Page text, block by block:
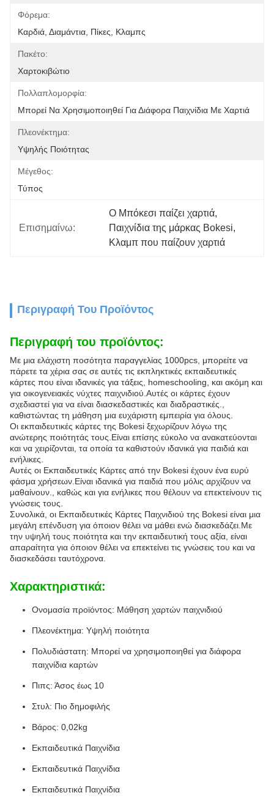
Φόρεμα:
Καρδιά, Διαμάντια, Πίκες, Κλαμπς
Πακέτο:
Χαρτοκιβώτιο
Πολλαπλομορφία:
Μπορεί Να Χρησιμοποιηθεί Για Διάφορα Παιχνίδια Με Χαρτιά
Πλεονέκτημα:
Υψηλής Ποιότητας
Μέγεθος:
Τύπος
Επισημαίνω:
Ο Μπόκεσι παίζει χαρτιά,
Παιχνίδια της μάρκας Bokesi,
Κλαμπ που παίζουν χαρτιά
Περιγραφή Του Προϊόντος
Περιγραφή του προϊόντος:
Με μια ελάχιστη ποσότητα παραγγελίας 1000pcs, μπορείτε να
πάρετε τα χέρια σας σε αυτές τις εκπληκτικές εκπαιδευτικές
κάρτες που είναι ιδανικές για τάξεις, homeschooling, και ακόμη και
για οικογενειακές νύχτες παιχνιδιού.Αυτές οι κάρτες έχουν
σχεδιαστεί για να είναι διασκεδαστικές και διαδραστικές.,
καθιστώντας τη μάθηση μια ευχάριστη εμπειρία για όλους.
Οι εκπαιδευτικές κάρτες της Bokesi ξεχωρίζουν λόγω της
ανώτερης ποιότητάς τους.Είναι επίσης εύκολο να ανακατεύονται
και να χειρίζονται, τα οποία τα καθιστούν ιδανικά για παιδιά και
ενήλικες.
Αυτές οι Εκπαιδευτικές Κάρτες από την Bokesi έχουν ένα ευρύ
φάσμα χρήσεων.Είναι ιδανικά για παιδιά που μόλις αρχίζουν να
μαθαίνουν., καθώς και για ενήλικες που θέλουν να επεκτείνουν τις
γνώσεις τους.
Συνολικά, οι Εκπαιδευτικές Κάρτες Παιχνιδιού της Bokesi είναι μια
μεγάλη επένδυση για όποιον θέλει να μάθει ενώ διασκεδάζει.Με
την υψηλή τους ποιότητα και την εκπαιδευτική τους αξία, είναι
απαραίτητα για όποιον θέλει να επεκτείνει τις γνώσεις του και να
διασκεδάσει ταυτόχρονα.
Χαρακτηριστικά:
Ονομασία προϊόντος: Μάθηση χαρτών παιχνιδιού
Πλεονέκτημα: Υψηλή ποιότητα
Πολυδιάστατη: Μπορεί να χρησιμοποιηθεί για διάφορα
παιχνίδια καρτών
Πιπς: Άσος έως 10
Στυλ: Πιο δημοφιλής
Βάρος: 0,02kg
Εκπαιδευτικά Παιχνίδια
Εκπαιδευτικά Παιχνίδια
Εκπαιδευτικά Παιχνίδια